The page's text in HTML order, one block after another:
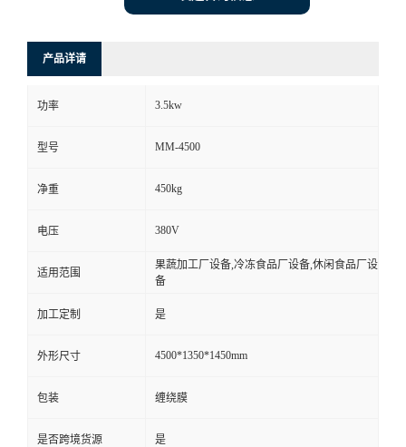
产品详请
功率 3.5kw
型号 MM-4500
净重 450kg
电压 380V
适用范围
果蔬加工厂设备,冷冻食品厂设备,休闲食品厂设
备
加工定制 是
外形尺寸 4500*1350*1450mm
包装 缠绕膜
是否跨境货源 是